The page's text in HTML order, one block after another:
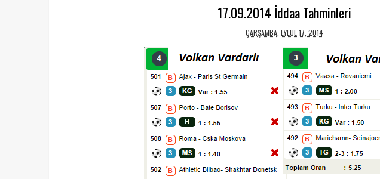
17.09.2014 İddaa Tahminleri
ÇARŞAMBA, EYLÜL 17, 2014